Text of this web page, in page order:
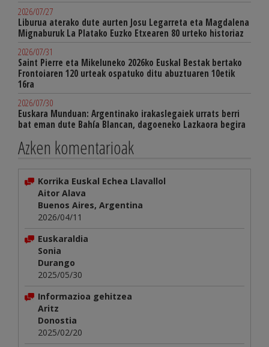
2026/07/27
Liburua aterako dute aurten Josu Legarreta eta Magdalena
Mignaburuk La Platako Euzko Etxearen 80 urteko historiaz
2026/07/31
Saint Pierre eta Mikeluneko 2026ko Euskal Bestak bertako
Frontoiaren 120 urteak ospatuko ditu abuztuaren 10etik
16ra
2026/07/30
Euskara Munduan: Argentinako irakaslegaiek urrats berri
bat eman dute Bahía Blancan, dagoeneko Lazkaora begira
Azken komentarioak
Korrika Euskal Echea Llavallol
Aitor Alava
Buenos Aires, Argentina
2026/04/11
Euskaraldia
Sonia
Durango
2025/05/30
Informazioa gehitzea
Aritz
Donostia
2025/02/20